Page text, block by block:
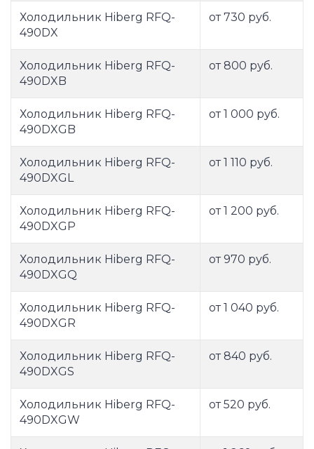
Холодильник Hiberg RFQ-
490DX
от 730 руб.
Холодильник Hiberg RFQ-
490DXB
от 800 руб.
Холодильник Hiberg RFQ-
490DXGB
от 1 000 руб.
Холодильник Hiberg RFQ-
490DXGL
от 1 110 руб.
Холодильник Hiberg RFQ-
490DXGP
от 1 200 руб.
Холодильник Hiberg RFQ-
490DXGQ
от 970 руб.
Холодильник Hiberg RFQ-
490DXGR
от 1 040 руб.
Холодильник Hiberg RFQ-
490DXGS
от 840 руб.
Холодильник Hiberg RFQ-
490DXGW
от 520 руб.